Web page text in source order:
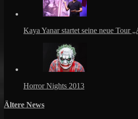
Kaya Yanar startet seine neue Tour
Horror Nights 2013
Ältere News